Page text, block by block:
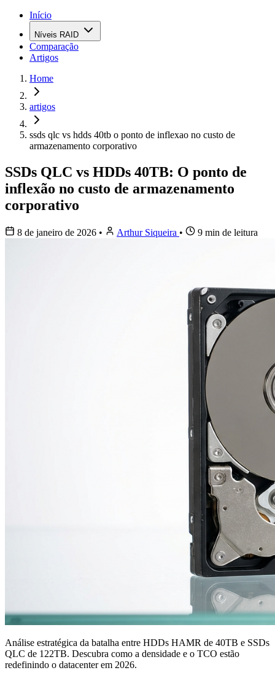
Início
Níveis RAID
Comparação
Artigos
Home
artigos
ssds qlc vs hdds 40tb o ponto de inflexao no custo de
armazenamento corporativo
SSDs QLC vs HDDs 40TB: O ponto de
inflexão no custo de armazenamento
corporativo
8 de janeiro de 2026 • Arthur Siqueira • 9 min de leitura
Análise estratégica da batalha entre HDDs HAMR de 40TB e SSDs
QLC de 122TB. Descubra como a densidade e o TCO estão
redefinindo o datacenter em 2026.